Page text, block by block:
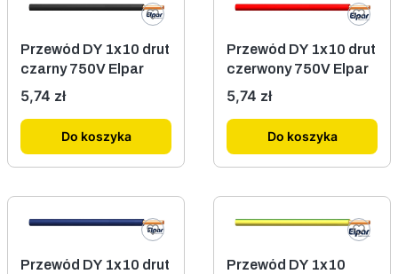
Przewód DY 1x10 drut
czarny 750V Elpar
Cena
5,74 zł
Do koszyka
Przewód DY 1x10 drut
czerwony 750V Elpar
Cena
5,74 zł
Do koszyka
Przewód DY 1x10 drut Przewód DY 1x10